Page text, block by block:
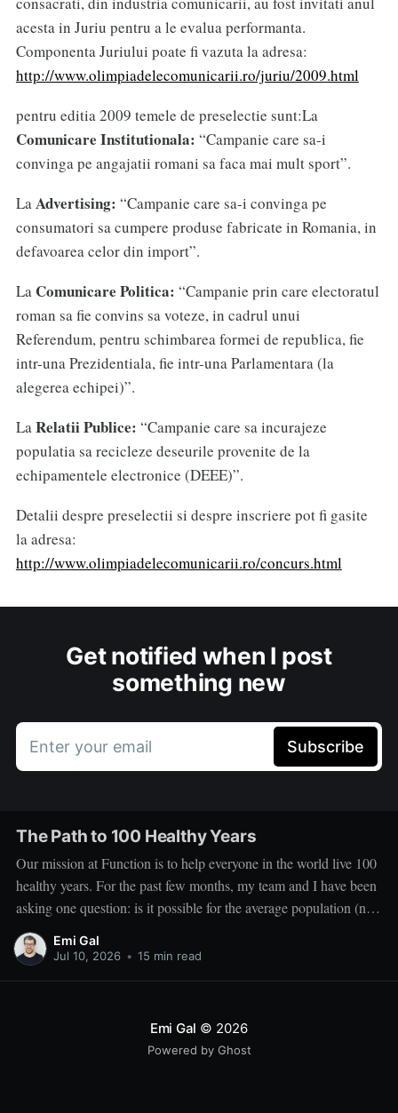
acesta in Juriu pentru a le evalua performanta.
Componenta Juriului poate fi vazuta la adresa:
http://www.olimpiadelecomunicarii.ro/juriu/2009.html
pentru editia 2009 temele de preselectie sunt:La
Comunicare Institutionala: “Campanie care sa-i
convinga pe angajatii romani sa faca mai mult sport”.
LaAdvertising: “Campanie care sa-i convinga pe
consumatori sa cumpere produse fabricate in Romania, in
defavoarea celor din import”.
La Comunicare Politica: “Campanie prin care electoratul
roman sa fie convins sa voteze, in cadrul unui
Referendum, pentru schimbarea formei de republica, fie
intr-una Prezidentiala, fie intr-una Parlamentara (la
alegerea echipei)”.
LaRelatii Publice: “Campanie care sa incurajeze
populatia sa recicleze deseurile provenite de la
echipamentele electronice (DEEE)”.
Detalii despre preselectii si despre inscriere pot fi gasite
la adresa:
http://www.olimpiadelecomunicarii.ro/concurs.html
Get notified when I post
something new
Enter your email Subscribe
The Path to 100 Healthy Years
Our mission at Function is to help everyone in the world live 100
healthy years. For the past few months, my team and I have been
asking one question: is it possible for the average population (not
the outliers) to live 100 healthy years, and what would it take to
Emi Gal
Jul 10, 2026 • 15 min read
Emi Gal © 2026
Powered by Ghost